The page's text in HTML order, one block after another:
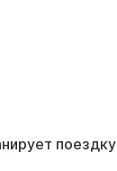
поездку